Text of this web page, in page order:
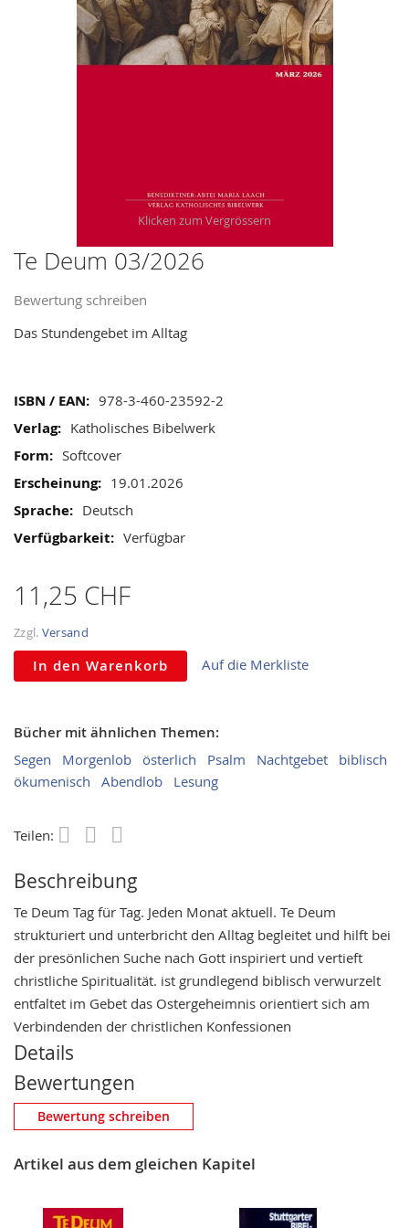
Te Deum 03/2026
Bewertung schreiben
Das Stundengebet im Alltag
Mehr
Informationen
978-3-460-23592-2
Katholisches Bibelwerk
Softcover
19.01.2026
Deutsch
Verfügbar
11,25 CHF
Zzgl. Versand
In den Warenkorb Auf die Merkliste
Bücher mit ähnlichen Themen:
Segen Morgenlob österlich Psalm Nachtgebet
biblisch
ökumenisch
Abendlob Lesung
Teilen:
Skip
the
of
gallery
Beschreibung
Te Deum Tag für Tag. Jeden Monat aktuell. Te Deum
strukturiert und unterbricht den Alltag begleitet und hilft bei
der presönlichen Suche nach Gott inspiriert und vertieft
christliche Spiritualität. ist grundlegend biblisch verwurzelt
entfaltet im Gebet das Ostergeheimnis orientiert sich am
Verbindenden der christlichen Konfessionen
Details
Bewertungen
Eigene Bewertung schreiben
Nickname
Zusammenfassung
Bewertung schreiben
Artikel aus dem gleichen Kapitel